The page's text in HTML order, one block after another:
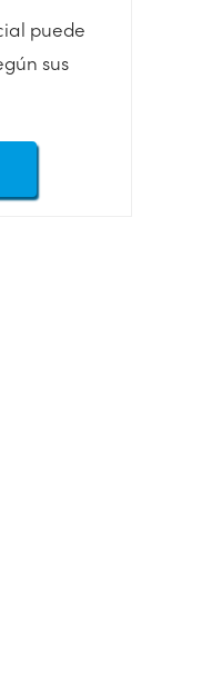
puede
sus